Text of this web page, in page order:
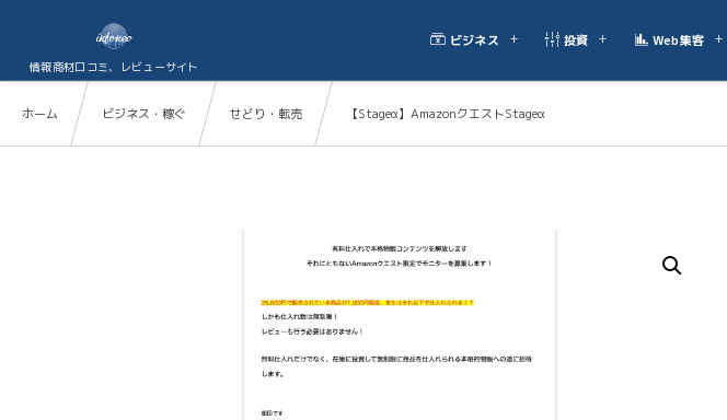
情報商材口コミ、レビューサイト
ビジネス 投資 Web集客
ホーム ビジネス・稼ぐ せどり・転売 【Stageα】AmazonクエストStageα